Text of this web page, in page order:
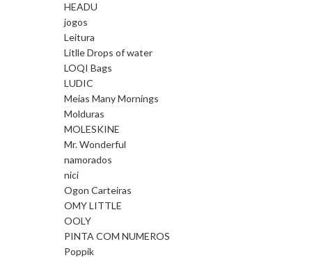
HEADU
jogos
Leitura
Litlle Drops of water
LOQI Bags
LUDIC
Meias Many Mornings
Molduras
MOLESKINE
Mr. Wonderful
namorados
nici
Ogon Carteiras
OMY LITTLE
OOLY
PINTA COM NUMEROS
Poppik